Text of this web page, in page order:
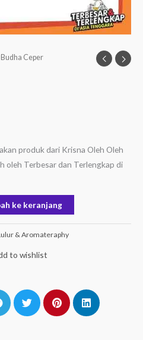
Ceper
produk dari Krisna Oleh Oleh
oleh Terbesar dan Terlengkap di
ke keranjang
& Aromateraphy
to wishlist